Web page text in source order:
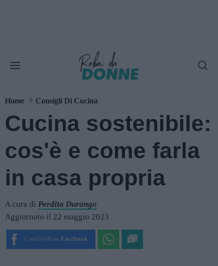
Home Consigli Di Cucina
Cucina sostenibile:
cos'è e come farla
in casa propria
A cura di Perdita Durango
Aggiornato il 22 maggio 2023
Condividi su Facebook